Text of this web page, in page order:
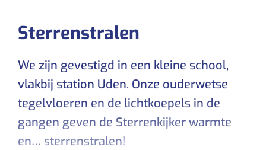
Sterrenstralen
We zijn gevestigd in een kleine school,
vlakbij station Uden. Onze ouderwetse
tegelvloeren en de lichtkoepels in de
gangen geven de Sterrenkijker warmte
en… sterrenstralen!